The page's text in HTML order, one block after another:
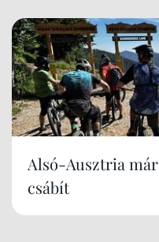
Alsó-Ausztria
csábít